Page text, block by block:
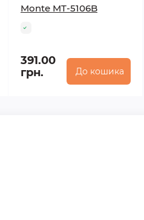
Monte MT-5106B
391.00
грн.
До кошика